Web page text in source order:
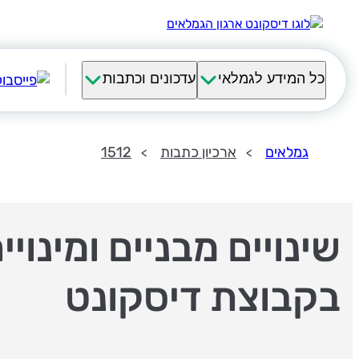
כל המידע לגמלאי עדכונים וכתבות
גמלאים ארכיון כתבות 1512
שינויים מבניים
בקבוצת דיסקונט